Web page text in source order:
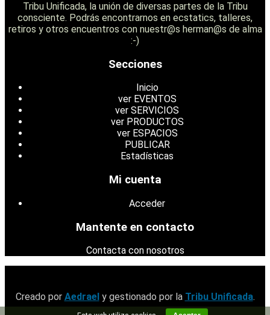
Tribu Unificada, la unión de diversas partes de la Tribu
consciente. Podrás encontrarnos en ecstatics, talleres,
retiros y otros encuentros con nuestr@s herman@s de alma
:-)
Secciones
Inicio
ver EVENTOS
ver SERVICIOS
ver PRODUCTOS
ver ESPACIOS
PUBLICAR
Estadísticas
Mi cuenta
Acceder
Mantente en contacto
Contacta con nosotros
Creado por Aedrael y gestionado por la Tribu Unificada.